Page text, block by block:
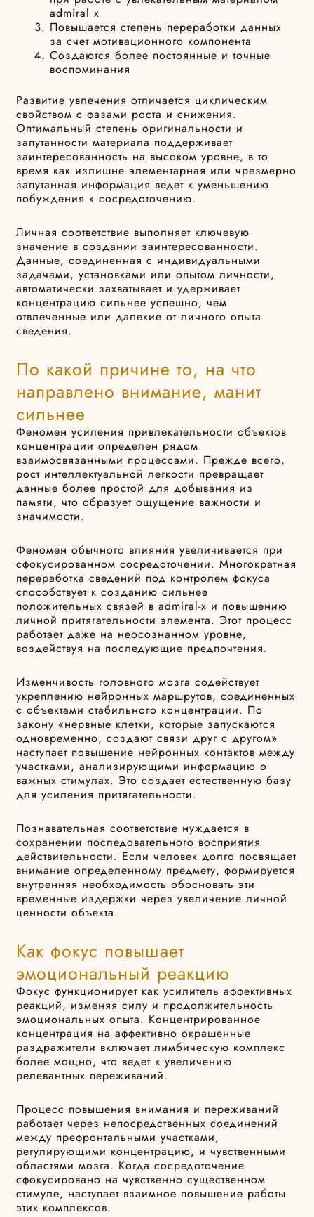
admiral x
Повышается степень переработки данных
за счет мотивационного компонента
Создаются более постоянные и точные
воспоминания
Развитие увлечения отличается циклическим
свойством с фазами роста и снижения.
Оптимальный степень оригинальности и
запутанности материала поддерживает
заинтересованность на высоком уровне, в то
время как излишне элементарная или чрезмерно
запутанная информация ведет к уменьшению
побуждения к сосредоточению.
Личная соответствие выполняет ключевую
значение в создании заинтересованности.
Данные, соединенная с индивидуальными
задачами, установками или опытом личности,
автоматически захватывает и удерживает
концентрацию сильнее успешно, чем
отвлеченные или далекие от личного опыта
сведения.
По какой причине то, на что
направлено внимание, манит
сильнее
Феномен усиления привлекательности объектов
концентрации определен рядом
взаимосвязанными процессами. Прежде всего,
рост интеллектуальной легкости превращает
данные более простой для добывания из
памяти, что образует ощущение важности и
значимости.
Феномен обычного влияния увеличивается при
сфокусированном сосредоточении. Многократная
переработка сведений под контролем фокуса
способствует к созданию сильнее
положительных связей в admiral-x и повышению
личной притягательности элемента. Этот процесс
работает даже на неосознанном уровне,
воздействуя на последующие предпочтения.
Изменчивость головного мозга содействует
укреплению нейронных маршрутов, соединенных
с объектами стабильного концентрации. По
закону «нервные клетки, которые запускаются
одновременно, создают связи друг с другом»
наступает повышение нейронных контактов между
участками, анализирующими информацию о
важных стимулах. Это создает естественную базу
для усиления притягательности.
Познавательная соответствие нуждается в
сохранении последовательного восприятия
действительности. Если человек долго посвящает
внимание определенному предмету, формируется
внутренняя необходимость обосновать эти
временные издержки через увеличение личной
ценности объекта.
Как фокус повышает
эмоциональный реакцию
Фокус функционирует как усилитель аффективных
реакций, изменяя силу и продолжительность
эмоциональных опыта. Концентрированное
концентрация на аффективно окрашенные
раздражители включает лимбическую комплекс
более мощно, что ведет к увеличению
релевантных переживаний.
Процесс повышения внимания и переживаний
работает через непосредственных соединений
между префронтальными участками,
регулирующими концентрацию, и чувственными
областями мозга. Когда сосредоточение
сфокусировано на чувственно существенном
стимуле, наступает взаимное повышение работы
этих комплексов.